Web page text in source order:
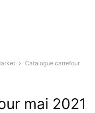
Catalogue carrefour
mai 2021